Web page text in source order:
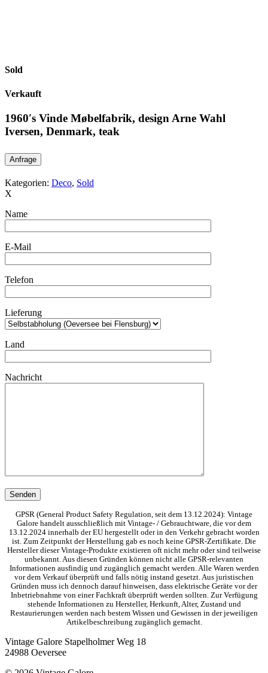
Sold
Verkauft
1960′s Vinde Møbelfabrik, design Arne Wahl
Iversen, Denmark, teak
Anfrage
Kategorien: Deco, Sold
X
Name
E-Mail
Telefon
Lieferung
Land
Nachricht
GPSR (General Product Safety Regulation, seit dem 13.12.2024): Vintage
Galore handelt ausschließlich mit Vintage- / Gebrauchtware, die vor dem
13.12.2024 innerhalb der EU hergestellt oder in den Verkehr gebracht worden
ist. Zum Zeitpunkt der Herstellung gab es noch keine GPSR-Zertifikate. Die
Hersteller dieser Vintage-Produkte existieren oft nicht mehr oder sind teilweise
unbekannt. Aus diesen Gründen können nicht alle GPSR-relevanten
Informationen ausfindig und zugänglich gemacht werden. Alle Waren werden
vor dem Verkauf überprüft und falls nötig instand gesetzt. Aus juristischen
Gründen muss ich dennoch darauf hinweisen, dass elektrische Geräte vor der
Inbetriebnahme von einer Fachkraft überprüft werden sollten. Zur Verfügung
stehende Informationen zu Hersteller, Herkunft, Alter, Zustand und
Restaurierungen werden nach bestem Wissen und Gewissen in der jeweiligen
Artikelbeschreibung zugänglich gemacht.
Vintage Galore Stapelholmer Weg 18
24988 Oeversee